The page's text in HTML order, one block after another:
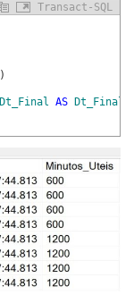
Transact-SQL
)
Dt_Final AS Dt_Final